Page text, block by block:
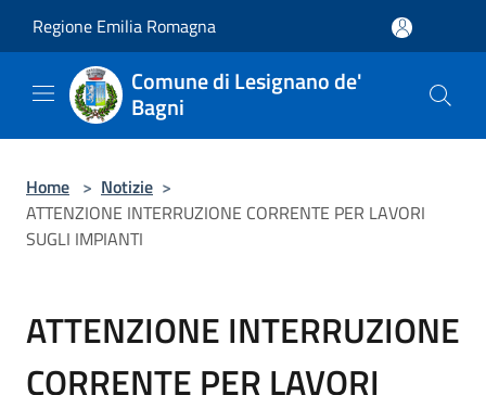
Regione Emilia Romagna
Comune di Lesignano de'
Bagni
Home > Notizie >
ATTENZIONE INTERRUZIONE CORRENTE PER LAVORI
SUGLI IMPIANTI
ATTENZIONE INTERRUZIONE
CORRENTE PER LAVORI